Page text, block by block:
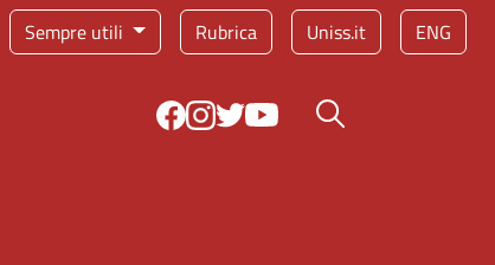
Sempre utili Rubrica Uniss.it ENG
Bottone cerca